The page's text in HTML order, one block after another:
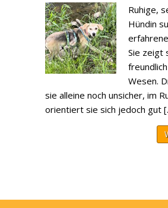
Ruhige,
Hündin
Sie zeigt
Wesen.
sie alleine noch unsicher, im
orientiert sie sich jedoch gut